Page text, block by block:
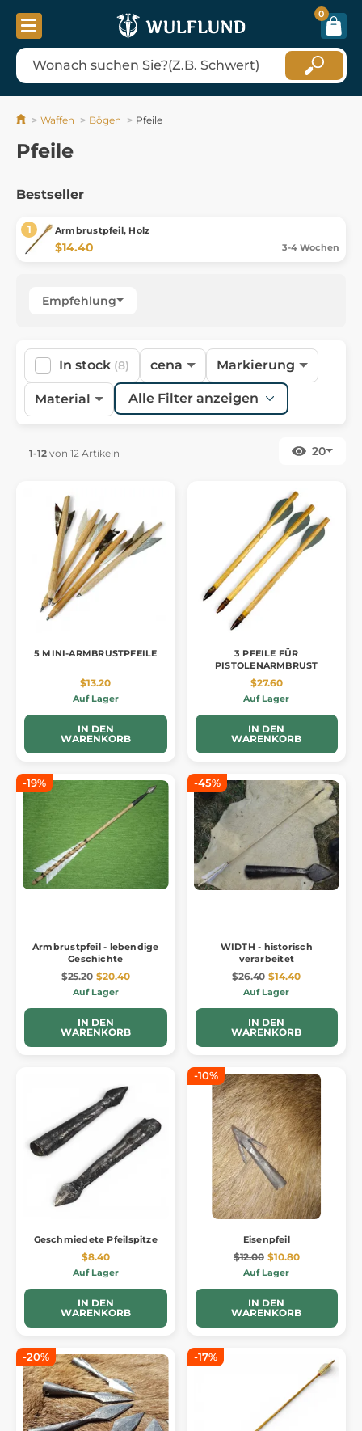
0
Waffen Bögen Pfeile
Pfeile
Bestseller
Armbrustpfeil, Holz
$14.40 3-4 Wochen
Empfehlung
In stock (8) cena Markierung
Material Alle Filter anzeigen
1-12 von 12 Artikeln 20
5 MINI-ARMBRUSTPFEILE
$13.20
Auf Lager
IN DEN
WARENKORB
3 PFEILE FÜR
PISTOLENARMBRUST
$27.60
Auf Lager
IN DEN
WARENKORB
-19%
Armbrustpfeil - lebendige
Geschichte
$25.20 $20.40
Auf Lager
IN DEN
WARENKORB
-45%
WIDTH - historisch
verarbeitet
$26.40 $14.40
Auf Lager
IN DEN
WARENKORB
Geschmiedete Pfeilspitze
$8.40
Auf Lager
IN DEN
WARENKORB
-10%
Eisenpfeil
$12.00 $10.80
Auf Lager
IN DEN
WARENKORB
-20% -17%